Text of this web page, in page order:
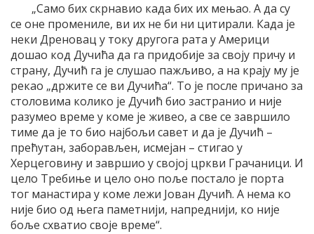
„Само бих скрнавио када бих их мењао. А да су
се оне промениле, ви их не би ни цитирали. Када је
неки Дреновац у току другога рата у Америци
дошао код Дучића да га придобије за своју причу и
страну, Дучић га је слушао пажљиво, а на крају му је
рекао „држите се ви Дучића“. То је после причано за
столовима колико је Дучић био застранио и није
разумео време у коме је живео, а све се завршило
тиме да је то био најбољи савет и да је Дучић –
прећутан, заборављен, исмејан – стигао у
Херцеговину и завршио у својој цркви Грачаници. И
цело Требиње и цело оно поље постало је порта
тог манастира у коме лежи Јован Дучић. А нема ко
није био од њега паметнији, напреднији, ко није
боље схватио своје време“.